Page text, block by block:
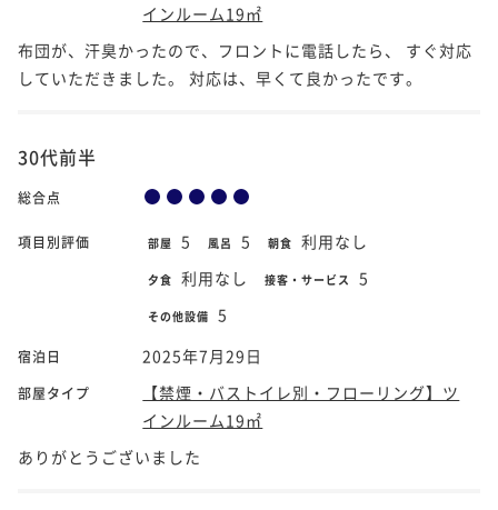
インルーム19㎡
布団が、汗臭かったので、フロントに電話したら、 すぐ対応
していただきました。 対応は、早くて良かったです。
30代前半
総合点
項目別評価 部屋 5 風呂 5 朝食 利用なし
夕食 利用なし 接客・サービス 5
その他設備 5
宿泊日 2025年7月29日
部屋タイプ
【禁煙・バストイレ別・フローリング】ツ
インルーム19㎡
ありがとうございました